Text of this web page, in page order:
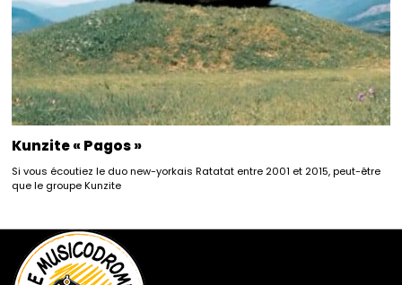
Kunzite « Pagos »
Si vous écoutiez le duo new-yorkais Ratatat entre 2001 et 2015, peut-être
que le groupe Kunzite